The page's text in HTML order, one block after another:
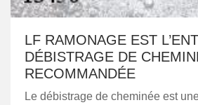
LF RAMONAGE EST
DÉBISTRAGE DE
RECOMMANDÉE
Le débistrage de cheminée est